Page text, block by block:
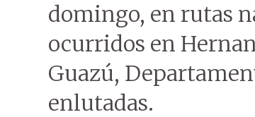
domingo, en rutas
ocurridos en
Guazú,
enlutadas.